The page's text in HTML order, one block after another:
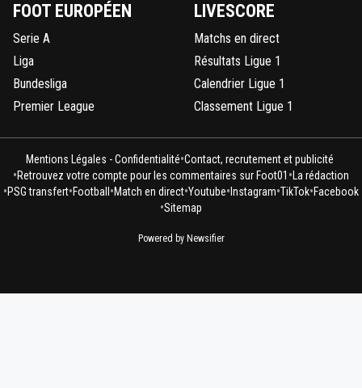
FOOT EUROPÉEN
Serie A
Liga
Bundesliga
Premier League
LIVESCORE
Matchs en direct
Résultats Ligue 1
Calendrier Ligue 1
Classement Ligue 1
Mentions Légales - Confidentialité•Contact, recrutement et publicité
•Retrouvez votre compte pour les commentaires sur Foot01 • La rédaction
•PSG transfert•Football •Match en direct•Youtube• Instagram•TikTok•Facebook
•Sitemap
Powered by Newsifier